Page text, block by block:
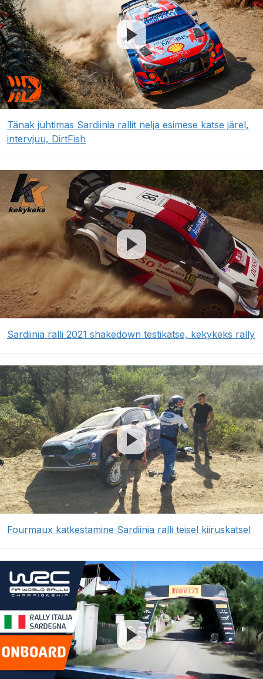
Tänak juhtimas Sardiinia rallit nelja esimese katse järel,
intervjuu, DirtFish
Sardiinia ralli 2021 shakedown testikatse, kekykeks rally
Fourmaux katkestamine Sardiinia ralli teisel kiiruskatsel